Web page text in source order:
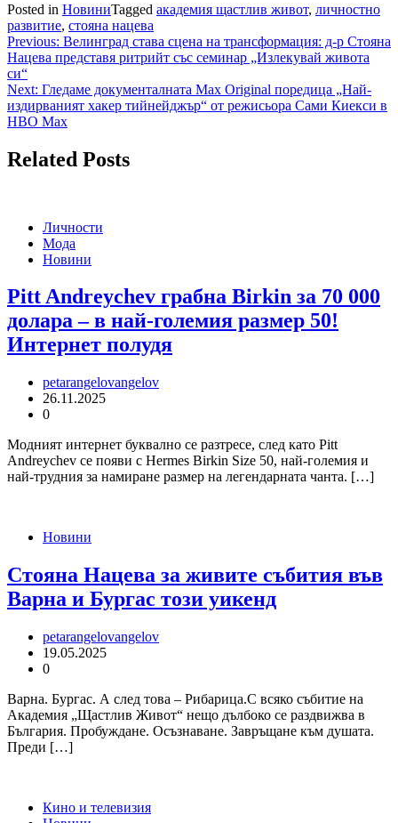
Posted in НовиниTagged академия щастлив живот, личностно
развитие, стояна нацева
Навигация
Previous: Велинград става сцена на трансформация: д-р Стояна
Нацева представя ритрийт със семинар „Излекувай живота
си“
Next: Гледаме документалната Max Original поредица „Най-
издирваният хакер тийнейджър“ от режисьора Сами Киекси в
HBO Max
Related Posts
Личности
Мода
Новини
Pitt Andreychev грабна Birkin за 70 000
долара – в най-големия размер 50!
Интернет полудя
petarangelovangelov
26.11.2025
0
Модният интернет буквално се разтресе, след като Pitt
Andreychev се появи с Hermes Birkin Size 50, най-големия и
най-трудния за намиране размер на легендарната чанта. […]
Новини
Стояна Нацева за живите събития във
Варна и Бургас този уикенд
petarangelovangelov
19.05.2025
0
Варна. Бургас. А след това – Рибарица.С всяко събитие на
Академия „Щастлив Живот“ нещо дълбоко се раздвижва в
България. Пробуждане. Осъзнаване. Завръщане към душата.
Преди […]
Кино и телевизия